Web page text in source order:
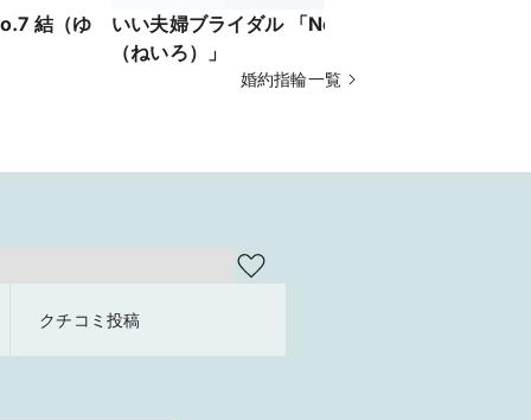
結（ゆ
いい夫婦ブライダル 「No.18 音色
（ねいろ）」
婚約指輪一覧
クチコミ投稿